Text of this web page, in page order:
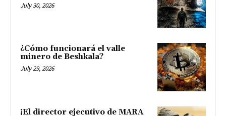
July 30, 2026
¿Cómo funcionará el valle
minero de Beshkala?
July 29, 2026
¡El director ejecutivo de MARA